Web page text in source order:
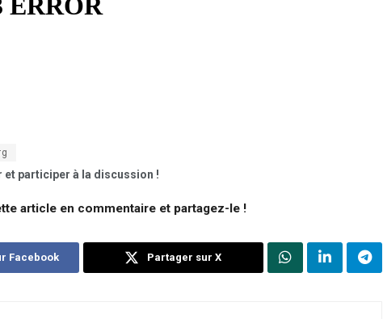
et participer à la discussion !
article en commentaire et partagez-le !
Facebook Partager sur X